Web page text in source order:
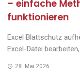
– einfache
funktionieren
Excel Blattschutz
Excel-Datei
28. Mai 2026